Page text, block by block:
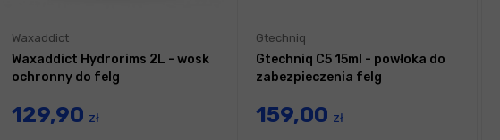
Waxaddict
Waxaddict Hydrorims 2L - wosk
ochronny do felg
129,90 zł
Gtechniq
Gtechniq C5 15ml - powłoka do
zabezpieczenia felg
159,00 zł